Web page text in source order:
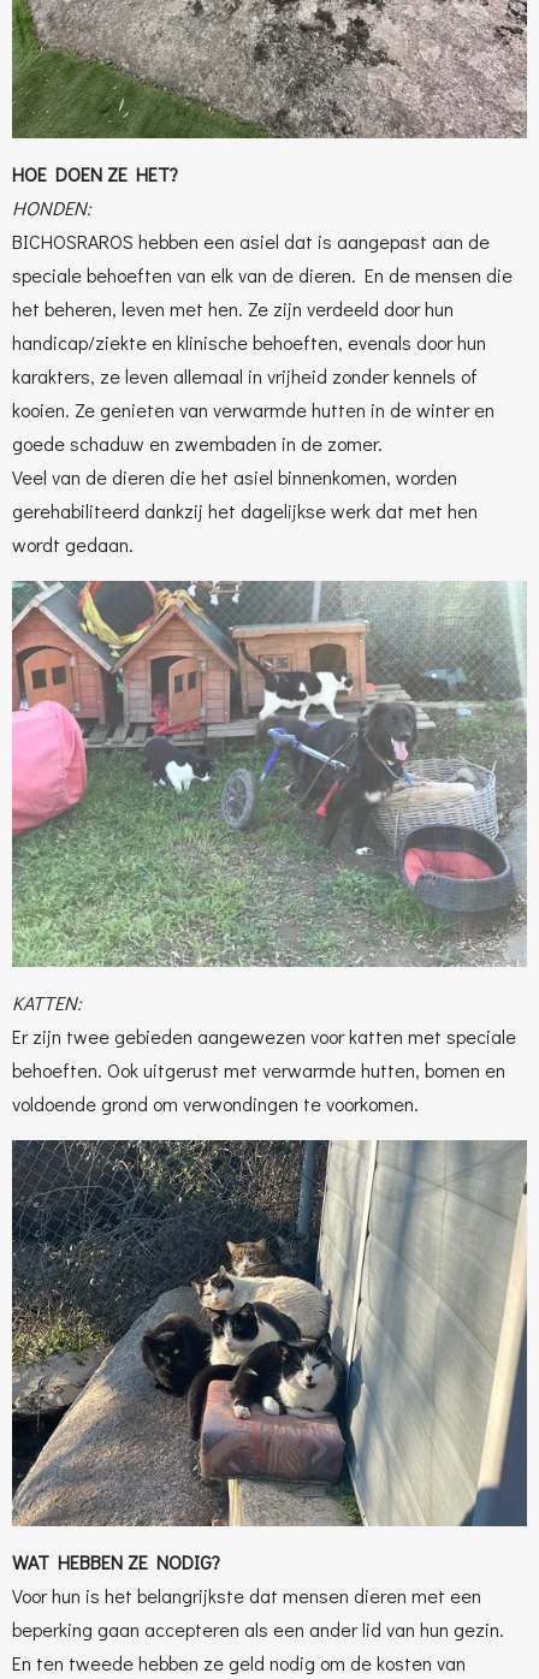
HOE DOEN ZE HET?
HONDEN:
BICHOSRAROS hebben een asiel dat is aangepast aan de
speciale behoeften van elk van de dieren. En de mensen die
het beheren, leven met hen. Ze zijn verdeeld door hun
handicap/ziekte en klinische behoeften, evenals door hun
karakters, ze leven allemaal in vrijheid zonder kennels of
kooien. Ze genieten van verwarmde hutten in de winter en
goede schaduw en zwembaden in de zomer.
Veel van de dieren die het asiel binnenkomen, worden
gerehabiliteerd dankzij het dagelijkse werk dat met hen
wordt gedaan.
KATTEN:
Er zijn twee gebieden aangewezen voor katten met speciale
behoeften. Ook uitgerust met verwarmde hutten, bomen en
voldoende grond om verwondingen te voorkomen.
WAT HEBBEN ZE NODIG?
Voor hun is het belangrijkste dat mensen dieren met een
beperking gaan accepteren als een ander lid van hun gezin.
En ten tweede hebben ze geld nodig om de kosten van